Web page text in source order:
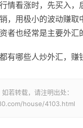
情看涨时，先买入，
，用极小的波动赚取
者也经常是主要外汇
有哪些人炒外汇，赚
若转载，请注明出处：
house/4103.html